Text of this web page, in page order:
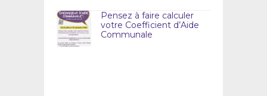
Pensez à faire calculer
votre Coefficient d’Aide
Communale